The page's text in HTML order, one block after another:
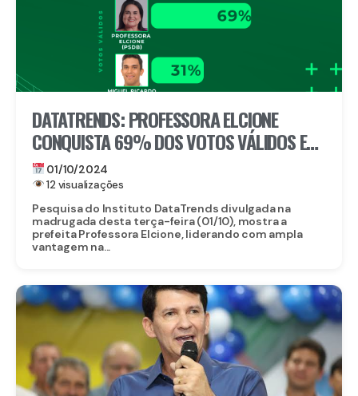
DATATRENDS: PROFESSORA ELCIONE
CONQUISTA 69% DOS VOTOS VÁLIDOS E
LIDERA EM IGARASSU
01/10/2024
12 visualizações
Pesquisa do Instituto DataTrends divulgada na
madrugada desta terça-feira (01/10), mostra a
prefeita Professora Elcione, liderando com ampla
vantagem na...